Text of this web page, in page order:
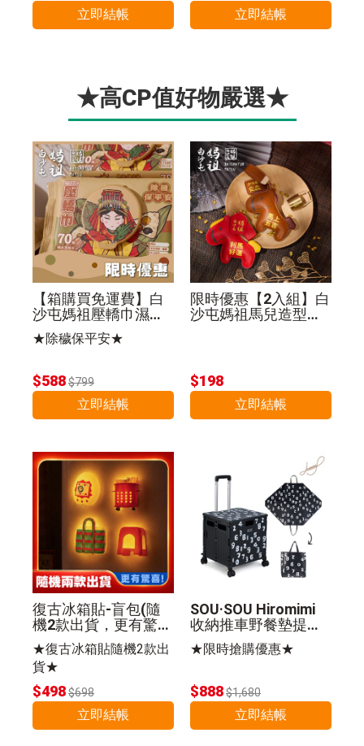
立即結帳 立即結帳
★高CP值好物嚴選★
【箱購買免運費】白
沙屯媽祖壓轎巾濕紙
巾70抽(24入組)除穢
保平安
★除穢保平安★
$588$799
立即結帳
限時優惠【2入組】白
沙屯媽祖馬兒造型皮
$198
立即結帳
復古冰箱貼-盲包(隨
機2款出貨，更有驚
喜)
★復古冰箱貼隨機2款出
貨★
$498$698
立即結帳
SOU·SOU Hiromimi
收納推車野餐墊提袋
組-SO-SU-U十數昆
★限時搶購優惠★
$888$1,680
立即結帳